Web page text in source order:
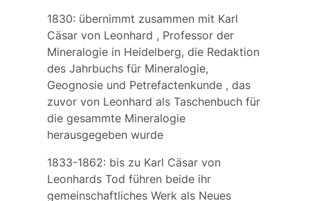
1830: übernimmt zusammen mit Karl
Cäsar von Leonhard , Professor der
Mineralogie in Heidelberg, die Redaktion
des Jahrbuchs für Mineralogie,
Geognosie und Petrefactenkunde, das
zuvor von Leonhard als Taschenbuch für
die gesammte Mineralogie
herausgegeben wurde
1833-1862: bis zu Karl Cäsar von
Leonhards Tod führen beide ihr
gemeinschaftliches Werk als Neues